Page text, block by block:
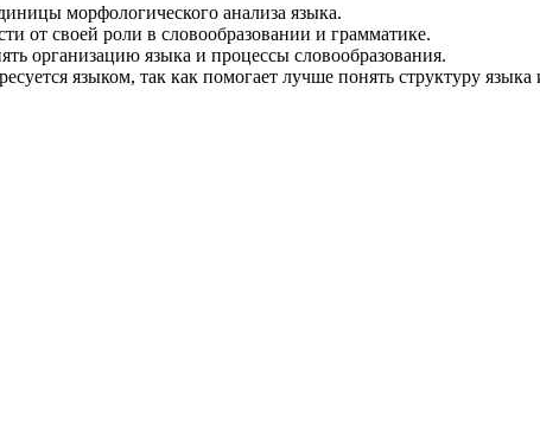
морфологического анализа языка.
от своей роли в словообразовании и грамматике.
организацию языка и процессы словообразования.
языком, так как помогает лучше понять структуру